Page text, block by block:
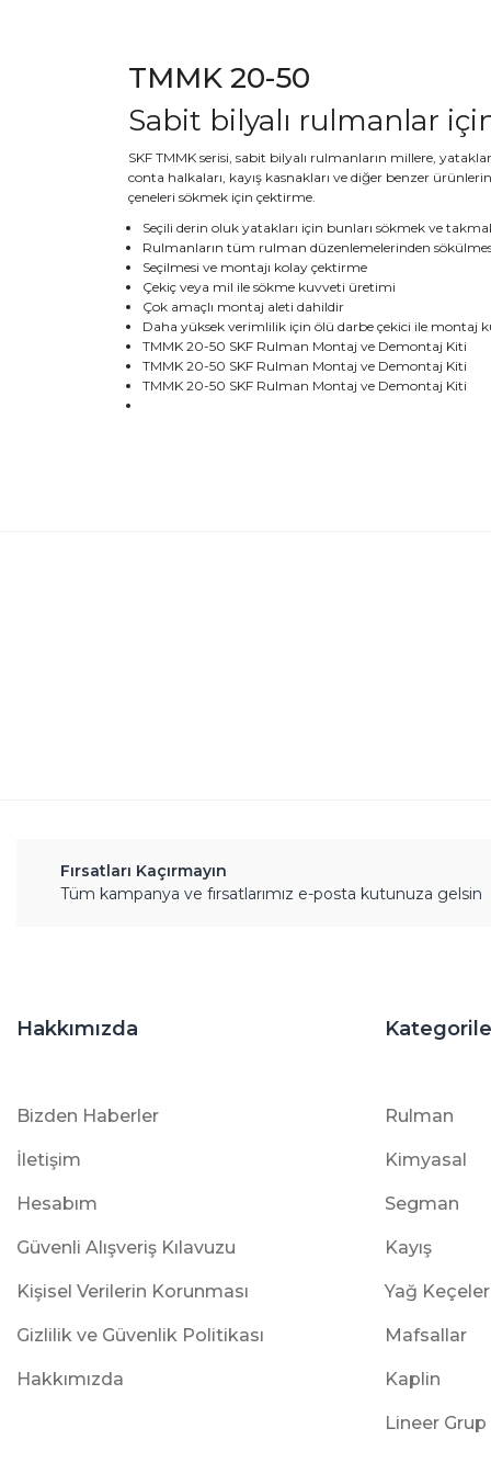
TMMK 20-50
Sabit bilyalı rulmanlar
SKF TMMK serisi, sabit bilyalı rulmanların millere,
conta halkaları, kayış kasnakları ve diğer benzer
çeneleri sökmek için çektirme.
Seçili derin oluk yatakları için bunları sökmek ve
Rulmanların tüm rulman düzenlemelerinden
Seçilmesi ve montajı kolay çektirme
Çekiç veya mil ile sökme kuvveti üretimi
Çok amaçlı montaj aleti dahildir
Daha yüksek verimlilik için ölü darbe çekici ile montaj
TMMK 20-50 SKF Rulman Montaj ve Demontaj Kiti
TMMK 20-50 SKF Rulman Montaj ve Demontaj Kiti
TMMK 20-50 SKF Rulman Montaj ve Demontaj Kiti
Fırsatları Kaçırmayın
Tüm kampanya ve fırsatlarımız e-posta kutunuza gelsin
Hakkımızda
Bizden Haberler
İletişim
Hesabım
Güvenli Alışveriş Kılavuzu
Kişisel Verilerin Korunması
Gizlilik ve Güvenlik Politikası
Hakkımızda
Rulman
Kimyasal
Segman
Kayış
Yağ
Mafsallar
Kaplin
Lineer Grup